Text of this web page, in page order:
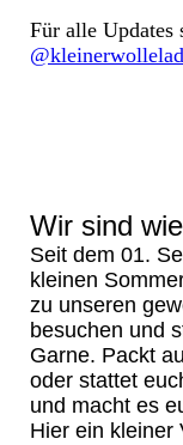
Für alle Updates
Wir sind
Seit dem 01.
kleinen
zu unseren
besuchen und
Garne. Packt
oder stattet
und macht es
Hier ein kleiner